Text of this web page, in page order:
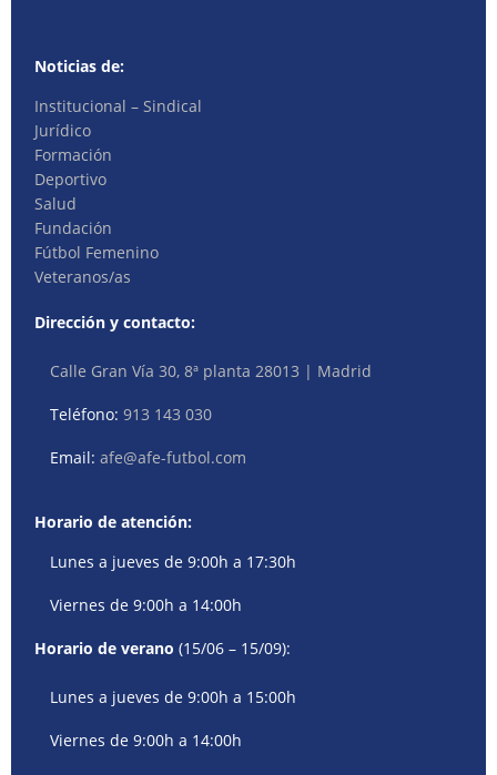
Noticias de:
Institucional – Sindical
Jurídico
Formación
Deportivo
Salud
Fundación
Fútbol Femenino
Veteranos/as
Dirección y contacto:
Calle Gran Vía 30, 8ª planta 28013 | Madrid
Teléfono:913 143 030
Email:afe@afe-futbol.com
Horario de atención:
Lunes a jueves de 9:00h a 17:30h
Viernes de 9:00h a 14:00h
Horario de verano (15/06 – 15/09):
Lunes a jueves de 9:00h a 15:00h
Viernes de 9:00h a 14:00h